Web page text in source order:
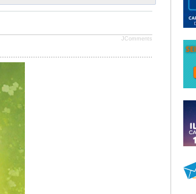
JComments